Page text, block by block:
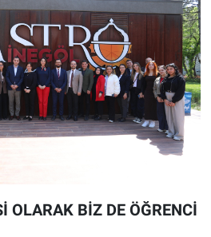
OLARAK BİZ DE ÖĞRENCİ